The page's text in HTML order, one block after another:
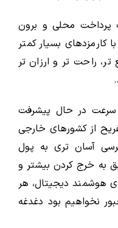
پرداخت محلی و برون
کارمزدهای بسیار کمتر
راحت تر و ارزان تر
سرعت در حال پیشرفت
​​از کشورهای خارجی
آسان تری به پول
به خرج کردن بیشتر و
هوشمند دیجیتال، هر
نخواهیم بود دغدغه